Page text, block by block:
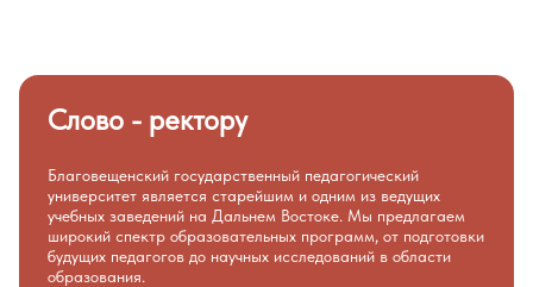
Слово - ректору
Благовещенский государственный педагогический
университет является старейшим и одним из ведущих
учебных заведений на Дальнем Востоке. Мы предлагаем
широкий спектр образовательных программ, от подготовки
будущих педагогов до научных исследований в области
образования.